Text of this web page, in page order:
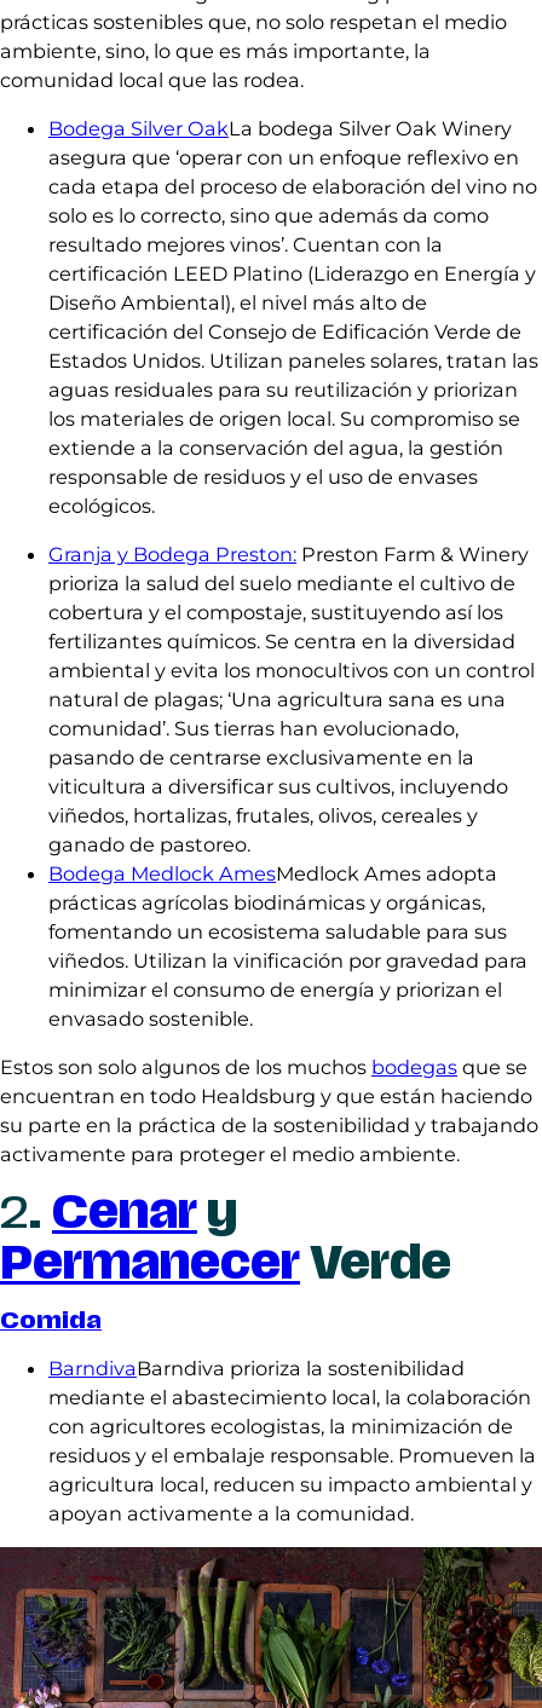
prácticas sostenibles que, no solo respetan el medio
ambiente, sino, lo que es más importante, la
comunidad local que las rodea.
Bodega Silver OakLa bodega Silver Oak Winery
asegura que ‘operar con un enfoque reflexivo en
cada etapa del proceso de elaboración del vino no
solo es lo correcto, sino que además da como
resultado mejores vinos’. Cuentan con la
certificación LEED Platino (Liderazgo en Energía y
Diseño Ambiental), el nivel más alto de
certificación del Consejo de Edificación Verde de
Estados Unidos. Utilizan paneles solares, tratan las
aguas residuales para su reutilización y priorizan
los materiales de origen local. Su compromiso se
extiende a la conservación del agua, la gestión
responsable de residuos y el uso de envases
ecológicos.
Granja y Bodega Preston: Preston Farm & Winery
prioriza la salud del suelo mediante el cultivo de
cobertura y el compostaje, sustituyendo así los
fertilizantes químicos. Se centra en la diversidad
ambiental y evita los monocultivos con un control
natural de plagas; ‘Una agricultura sana es una
comunidad’. Sus tierras han evolucionado,
pasando de centrarse exclusivamente en la
viticultura a diversificar sus cultivos, incluyendo
viñedos, hortalizas, frutales, olivos, cereales y
ganado de pastoreo.
Bodega Medlock AmesMedlock Ames adopta
prácticas agrícolas biodinámicas y orgánicas,
fomentando un ecosistema saludable para sus
viñedos. Utilizan la vinificación por gravedad para
minimizar el consumo de energía y priorizan el
envasado sostenible.
Estos son solo algunos de los muchos bodegas que se
encuentran en todo Healdsburg y que están haciendo
su parte en la práctica de la sostenibilidad y trabajando
activamente para proteger el medio ambiente.
2. Cenary
PermanecerVerde
Comida
BarndivaBarndiva prioriza la sostenibilidad
mediante el abastecimiento local, la colaboración
con agricultores ecologistas, la minimización de
residuos y el embalaje responsable. Promueven la
agricultura local, reducen su impacto ambiental y
apoyan activamente a la comunidad.